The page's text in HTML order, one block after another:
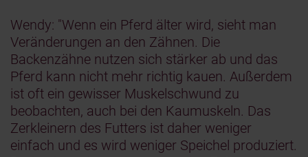
Wendy: "Wenn ein Pferd älter wird, sieht man
Veränderungen an den Zähnen. Die
Backenzähne nutzen sich stärker ab und das
Pferd kann nicht mehr richtig kauen. Außerdem
ist oft ein gewisser Muskelschwund zu
beobachten, auch bei den Kaumuskeln. Das
Zerkleinern des Futters ist daher weniger
einfach und es wird weniger Speichel produziert.